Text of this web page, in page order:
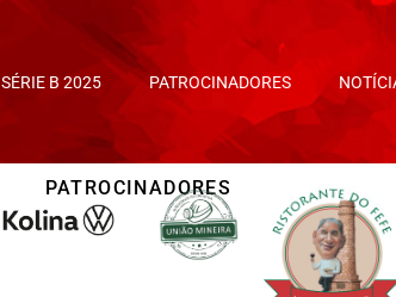
SÉRIE B 2025 PATROCINADORES
PATROCINADORES